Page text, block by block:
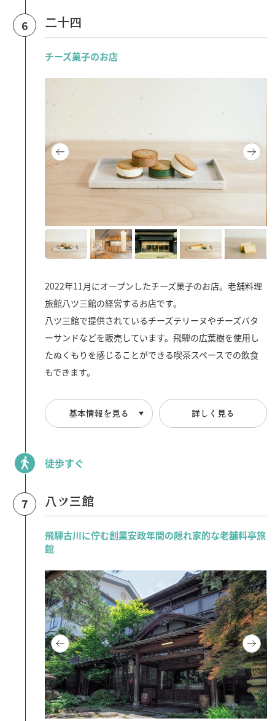
6 二十四
チーズ菓子のお店
2022年11月にオープンしたチーズ菓子のお店。老舗料理
旅館八ツ三館の経営するお店です。
八ツ三館で提供されているチーズテリーヌやチーズバタ
ーサンドなどを販売しています。飛騨の広葉樹を使用し
たぬくもりを感じることができる喫茶スペースでの飲食
もできます。
基本情報を見る 詳しく見る
徒歩すぐ
7 八ツ三館
飛騨古川に佇む創業安政年間の隠れ家的な老舗料亭旅
館